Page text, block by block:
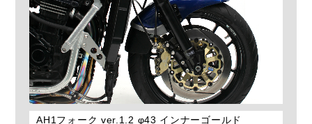
AH1フォーク ver.1.2 φ43 インナーゴールド